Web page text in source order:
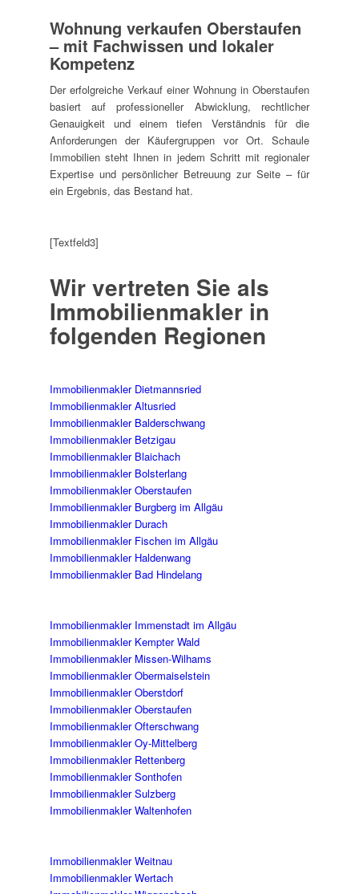
Wohnung verkaufen Oberstaufen
– mit Fachwissen und lokaler
Kompetenz
Der erfolgreiche Verkauf einer Wohnung in Oberstaufen
basiert auf professioneller Abwicklung, rechtlicher
Genauigkeit und einem tiefen Verständnis für die
Anforderungen der Käufergruppen vor Ort. Schaule
Immobilien steht Ihnen in jedem Schritt mit regionaler
Expertise und persönlicher Betreuung zur Seite – für
ein Ergebnis, das Bestand hat.
[Textfeld3]
Wir vertreten Sie als
Immobilienmakler in
folgenden Regionen
Immobilienmakler Dietmannsried
Immobilienmakler Altusried
Immobilienmakler Balderschwang
Immobilienmakler Betzigau
Immobilienmakler Blaichach
Immobilienmakler Bolsterlang
Immobilienmakler Oberstaufen
Immobilienmakler Burgberg im Allgäu
Immobilienmakler Durach
Immobilienmakler Fischen im Allgäu
Immobilienmakler Haldenwang
Immobilienmakler Bad Hindelang
Immobilienmakler Immenstadt im Allgäu
Immobilienmakler Kempter Wald
Immobilienmakler Missen-Wilhams
Immobilienmakler Obermaiselstein
Immobilienmakler Oberstdorf
Immobilienmakler Oberstaufen
Immobilienmakler Ofterschwang
Immobilienmakler Oy-Mittelberg
Immobilienmakler Rettenberg
Immobilienmakler Sonthofen
Immobilienmakler Sulzberg
Immobilienmakler Waltenhofen
Immobilienmakler Weitnau
Immobilienmakler Wertach